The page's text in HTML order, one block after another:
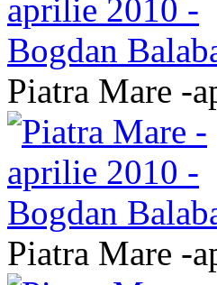
Piatra Mare -
Piatra Mare -